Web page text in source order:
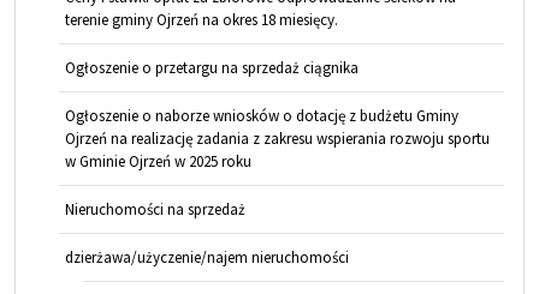
terenie gminy Ojrzeń na okres 18 miesięcy.
Ogłoszenie o przetargu na sprzedaż ciągnika
Ogłoszenie o naborze wniosków o dotację z budżetu Gminy
Ojrzeń na realizację zadania z zakresu wspierania rozwoju sportu
w Gminie Ojrzeń w 2025 roku
Nieruchomości na sprzedaż
dzierżawa/użyczenie/najem nieruchomości